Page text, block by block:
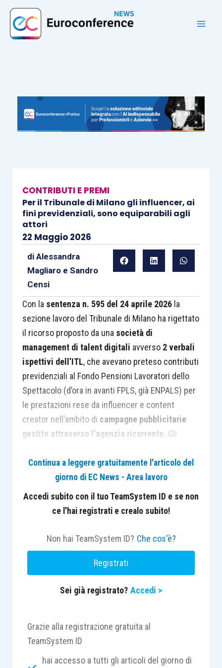
contenuto
CONTRIBUTI E PREMI
Per il Tribunale di Milano gli influencer, ai
fini previdenziali, sono equiparabili agli
attori
22 Maggio 2026
di Alessandra
Magliaroe Sandro
Censi
Con la sentenza n. 595 del 24 aprile 2026la
sezione lavoro del Tribunale di Milano ha rigettato
il ricorso proposto da una società di
management di talent digitali avverso 2 verbali
ispettivi dell’ITL, che avevano preteso contributi
previdenziali al Fondo Pensioni Lavoratori dello
Spettacolo (d’ora in avanti FPLS, già ENPALS) per
le prestazioni rese da influencer e content
creator nell’ambito di campagne pubblicitarie
gestite attraverso l’agenzia ricorrente. Gli
complessivamente, tra i 2 verbali, si trattava di
circa 1 milione di euro tra contributi omessi,
sanzioni e interessi di mora.
espressamente e condivide lamotivazione della
Corte d’Appello di Milano n. 1128/2023,
ampiamente riportata per stralci. La sentenza
orientamento che impone il pagamento dei
influencer marketing.
Continua a leggere gratuitamente l'articolo del
giorno di EC News - Area lavoro
Accedi subito con il tuo TeamSystem ID e se non
ce l'hai registrati e crealo subito!
Non hai TeamSystem ID? Che cos'è?
Registrati
Sei già registrato? Accedi >
Grazie alla registrazione gratuita al
TeamSystem ID
hai accesso a tutti gli articoli del giorno di